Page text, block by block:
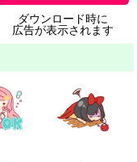
ダウンロード時に
広告が表示されます